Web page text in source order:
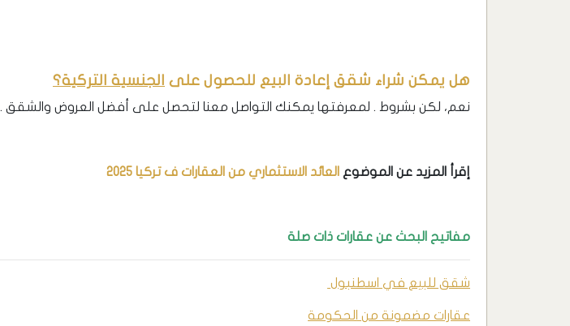
هل يمكن شراء شقق إعادة البيع للحصول على الجنسية التركية؟
نعم، لكن بشروط . لمعرفتها يمكنك التواصل معنا لتحصل على أفضل العروض والشقق .
إقرأ المزيد عن الموضوع العائد الاستثماري من العقارات ف تركيا 2025
مفاتيح البحث عن عقارات ذات صلة
شقق للبيع في اسطنبول
عقارات مضمونة من الحكومة